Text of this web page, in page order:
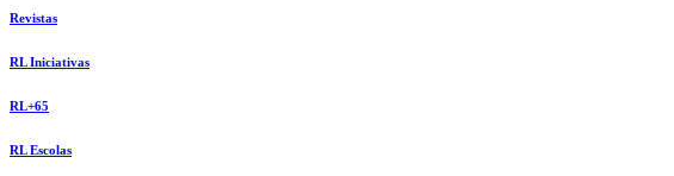
Revistas
RL Iniciativas
RL+65
RL Escolas